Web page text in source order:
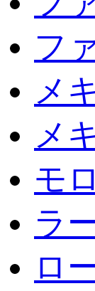
フ
メ
メ
モ
ラ
ロ